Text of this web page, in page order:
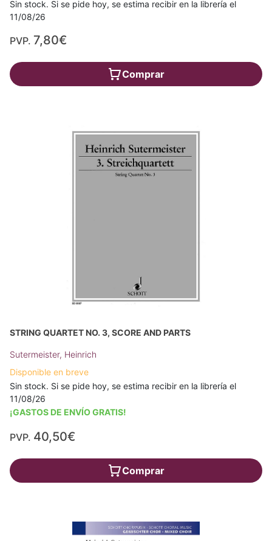
Sin stock. Si se pide hoy, se estima recibir en la librería el
11/08/26
PVP. 7,80€
Comprar
STRING QUARTET NO. 3, SCORE AND PARTS
Sutermeister, Heinrich
Disponible en breve
Sin stock. Si se pide hoy, se estima recibir en la librería el
11/08/26
¡GASTOS DE ENVÍO GRATIS!
PVP. 40,50€
Comprar